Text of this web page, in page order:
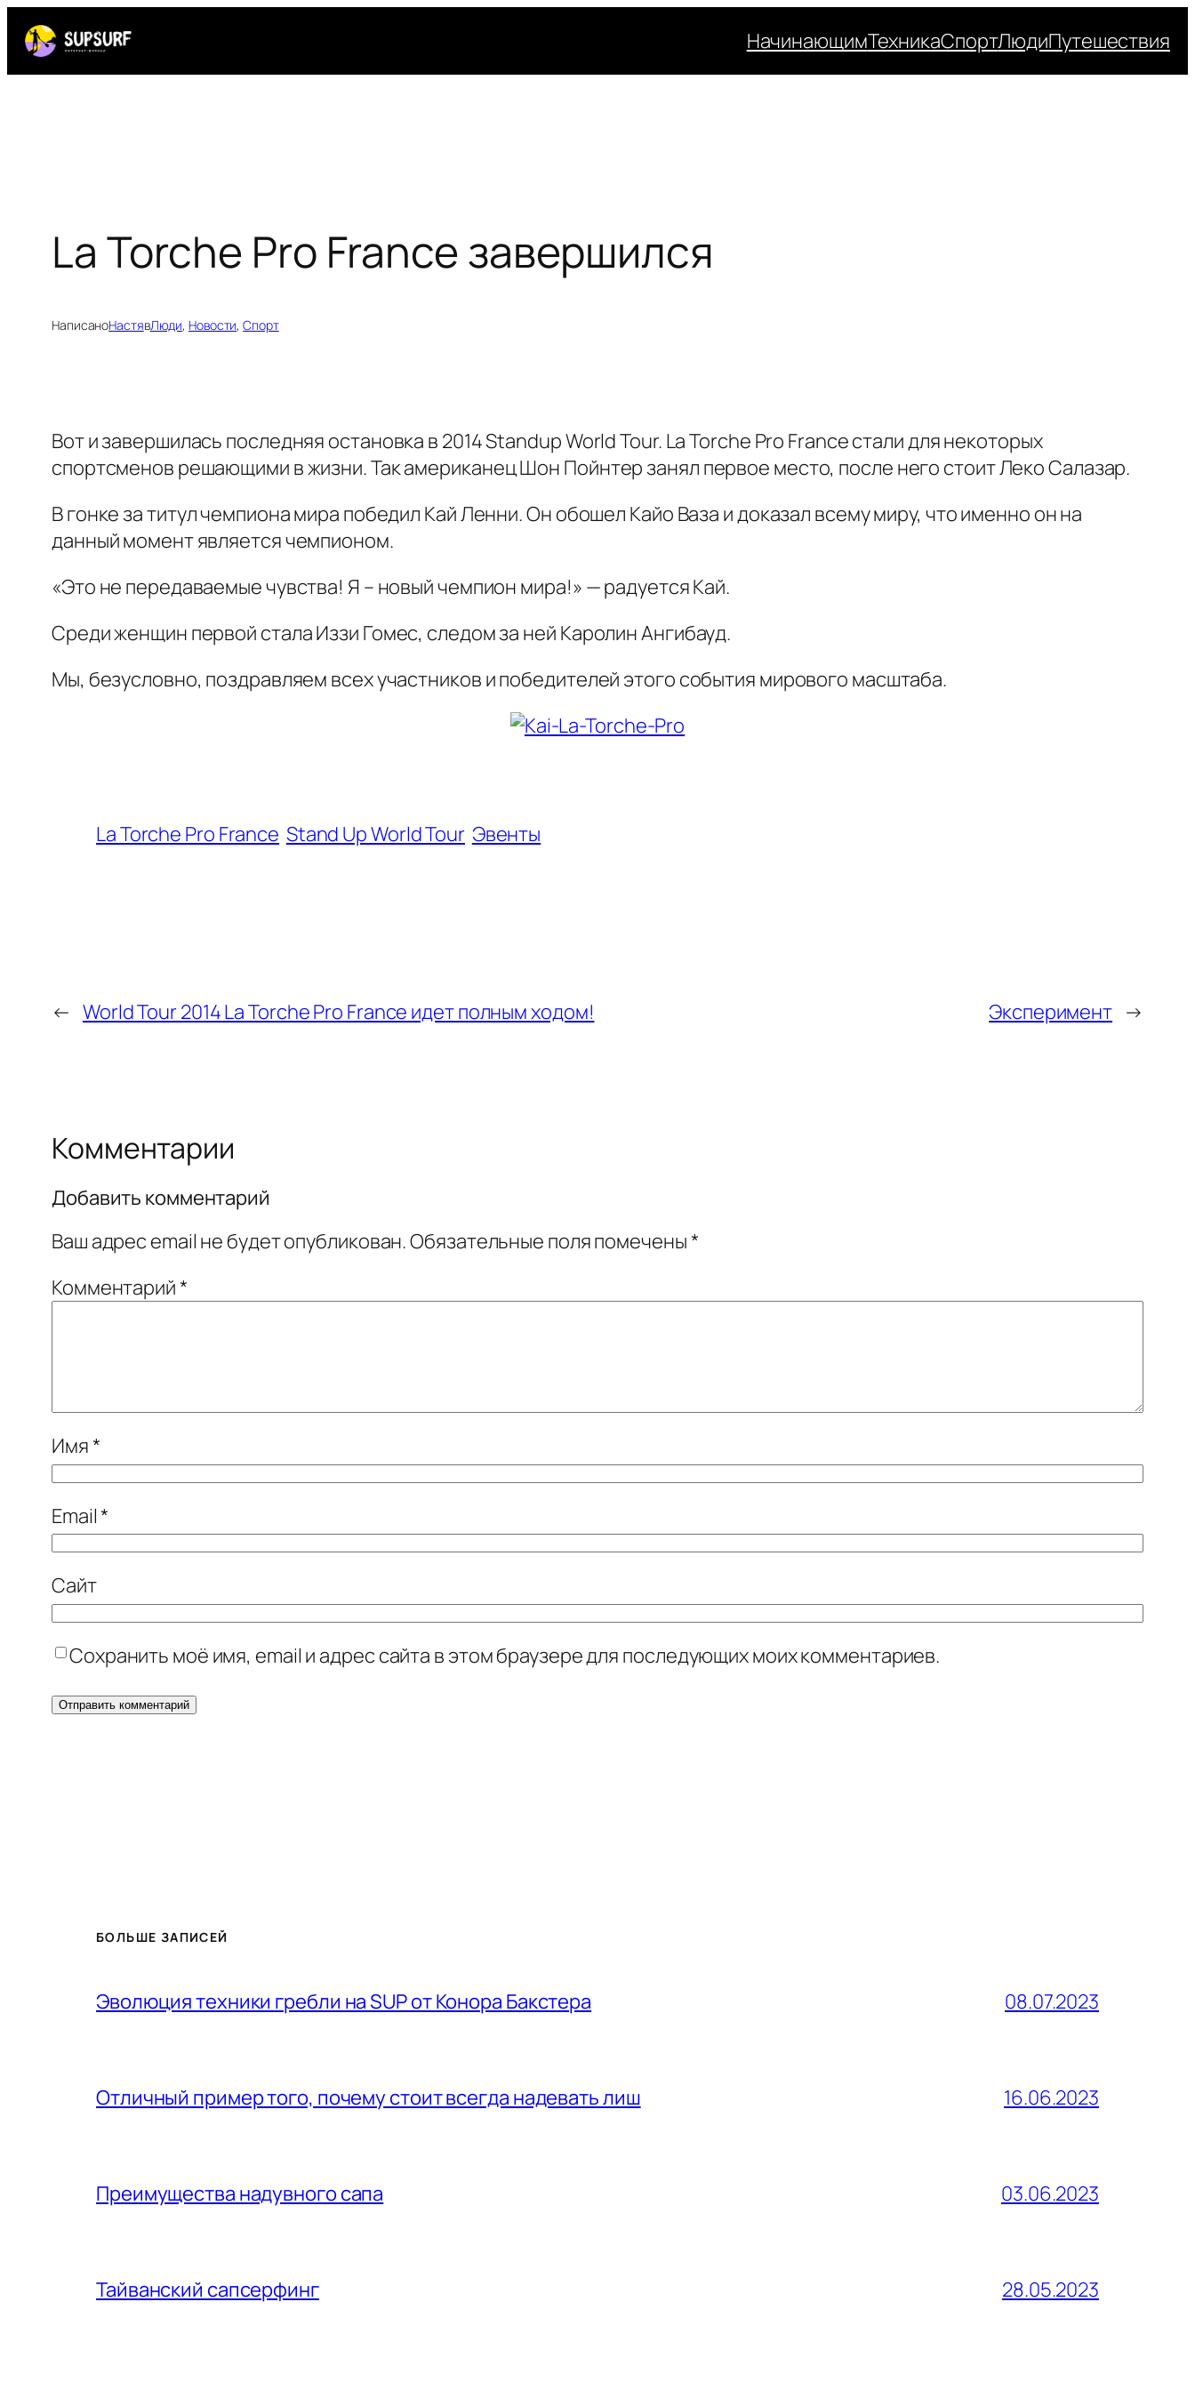
Перейти
содержимому
НачинающимТехникаСпортЛюдиПутешествия
La Torche Pro France завершился
НаписаноНастявЛюди, Новости, Спорт
Вот и завершилась последняя остановка в 2014 Standup World Tour. La Torche Pro France стали для некоторых
спортсменов решающими в жизни. Так американец Шон Пойнтер занял первое место, после него стоит Леко Салазар.
В гонке за титул чемпиона мира победил Кай Ленни. Он обошел Кайо Ваза и доказал всему миру, что именно он на
данный момент является чемпионом.
«Это не передаваемые чувства! Я – новый чемпион мира!» — радуется Кай.
Среди женщин первой стала Иззи Гомес, следом за ней Каролин Ангибауд.
Мы, безусловно, поздравляем всех участников и победителей этого события мирового масштаба.
La Torche Pro France Stand Up World Tour Эвенты
← World Tour 2014 La Torche Pro France идет полным ходом! Эксперимент →
Комментарии
Добавить комментарий
Ваш адрес email не будет опубликован.Обязательные поля помечены*
Комментарий*
Имя*
Email*
Сайт
Сохранить моё имя, email и адрес сайта в этом браузере для последующих моих комментариев.
БОЛЬШЕ ЗАПИСЕЙ
Эволюция техники гребли на SUP от Конора Бакстера 08.07.2023
Отличный пример того, почему стоит всегда надевать лиш 16.06.2023
Преимущества надувного сапа 03.06.2023
Тайванский сапсерфинг 28.05.2023